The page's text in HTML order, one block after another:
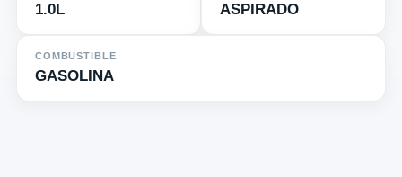
1.0L ASPIRADO
COMBUSTIBLE
GASOLINA